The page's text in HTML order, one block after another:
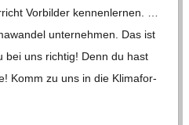
Vor­bil­der ken­nen­ler­nen. …
unter­neh­men. Das ist
bei uns rich­tig! Denn du hast
Komm zu uns in die Kli­ma­for­